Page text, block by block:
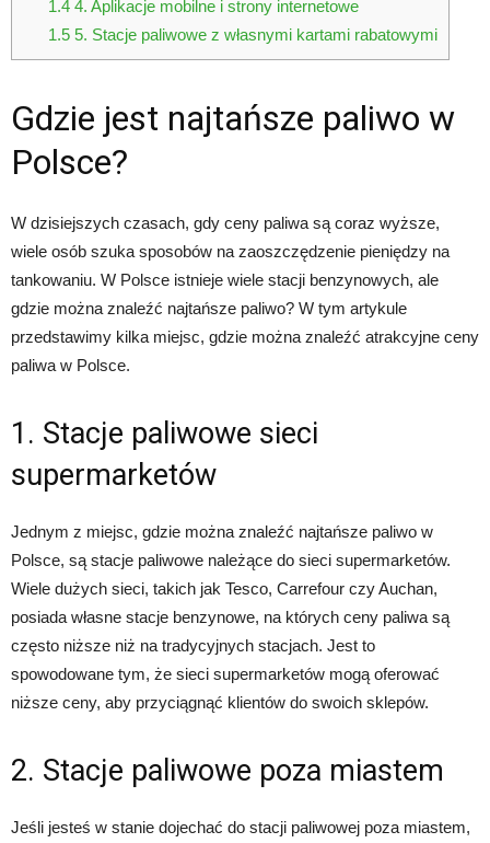
1.44. Aplikacje mobilne i strony internetowe
1.55. Stacje paliwowe z własnymi kartami rabatowymi
Gdzie jest najtańsze paliwo w
Polsce?
W dzisiejszych czasach, gdy ceny paliwa są coraz wyższe,
wiele osób szuka sposobów na zaoszczędzenie pieniędzy na
tankowaniu. W Polsce istnieje wiele stacji benzynowych, ale
gdzie można znaleźć najtańsze paliwo? W tym artykule
przedstawimy kilka miejsc, gdzie można znaleźć atrakcyjne ceny
paliwa w Polsce.
1. Stacje paliwowe sieci
supermarketów
Jednym z miejsc, gdzie można znaleźć najtańsze paliwo w
Polsce, są stacje paliwowe należące do sieci supermarketów.
Wiele dużych sieci, takich jak Tesco, Carrefour czy Auchan,
posiada własne stacje benzynowe, na których ceny paliwa są
często niższe niż na tradycyjnych stacjach. Jest to
spowodowane tym, że sieci supermarketów mogą oferować
niższe ceny, aby przyciągnąć klientów do swoich sklepów.
2. Stacje paliwowe poza miastem
Jeśli jesteś w stanie dojechać do stacji paliwowej poza miastem,